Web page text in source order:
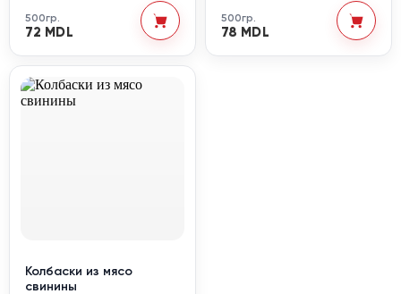
500гр.
72 MDL
500гр.
78 MDL
Колбаски из мясо
свинины